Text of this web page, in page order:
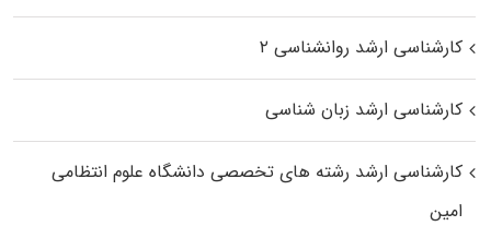
کارشناسی ارشد روانشناسی ۲
کارشناسی ارشد زبان شناسی
کارشناسی ارشد رﺷﺘﻪ ﻫﺎی تخصصی داﻧﺸﮕﺎه ﻋﻠﻮم انتظامی
اﻣﻴﻦ